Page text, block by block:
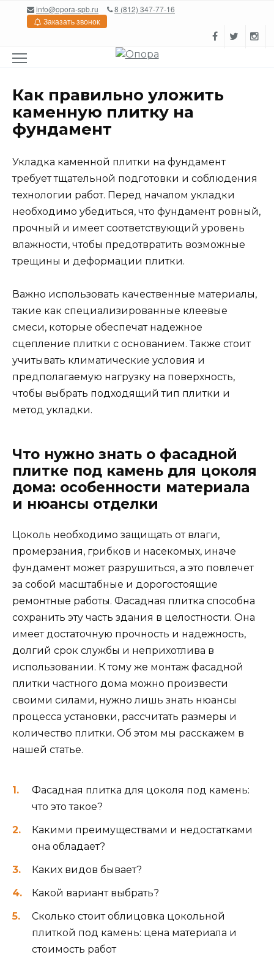
Перейтиinfo@opora-spb.ru
8 (812) 347-77-16
Заказать звонок
Как правильно уложить
каменную плитку на
фундамент
Укладка каменной плитки на фундамент
требует тщательной подготовки и соблюдения
технологии работ. Перед началом укладки
необходимо убедиться, что фундамент ровный,
прочный и имеет соответствующий уровень
влажности, чтобы предотвратить возможные
трещины и деформации плитки.
Важно использовать качественные материалы,
такие как специализированные клеевые
смеси, которые обеспечат надежное
сцепление плитки с основанием. Также стоит
учитывать климатические условия и
предполагаемую нагрузку на поверхность,
чтобы выбрать подходящий тип плитки и
метод укладки.
Что нужно знать о фасадной
плитке под камень для цоколя
дома: особенности материала
и нюансы отделки
Цоколь необходимо защищать от влаги,
промерзания, грибков и насекомых, иначе
фундамент может разрушиться, а это повлечет
за собой масштабные и дорогостоящие
ремонтные работы. Фасадная плитка способна
сохранить эту часть здания в целостности. Она
имеет достаточную прочность и надежность,
долгий срок службы и неприхотлива в
использовании. К тому же монтаж фасадной
плитки частного дома можно произвести
своими силами, нужно лишь знать нюансы
процесса установки, рассчитать размеры и
количество плитки. Об этом мы расскажем в
нашей статье.
Фасадная плитка для цоколя под камень:
что это такое?
Какими преимуществами и недостатками
она обладает?
Каких видов бывает?
Какой вариант выбрать?
Сколько стоит облицовка цокольной
плиткой под камень: цена материала и
стоимость работ